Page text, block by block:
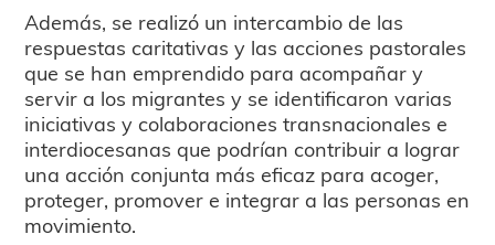
Además, se realizó un intercambio de las
respuestas caritativas y las acciones pastorales
que se han emprendido para acompañar y
servir a los migrantes y se identificaron varias
iniciativas y colaboraciones transnacionales e
interdiocesanas que podrían contribuir a lograr
una acción conjunta más eficaz para acoger,
proteger, promover e integrar a las personas en
movimiento.